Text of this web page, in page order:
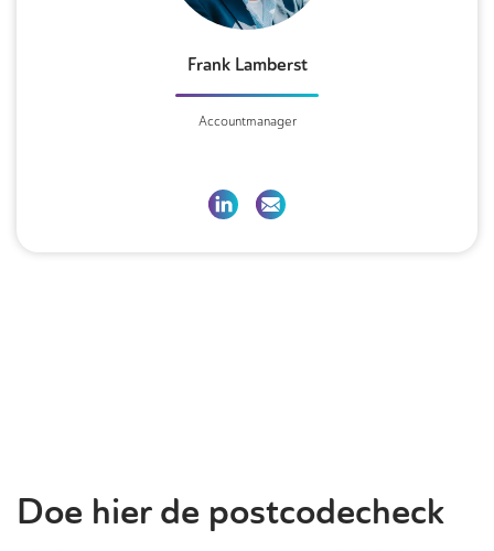
Frank Lamberst
Accountmanager
Doe hier de postcodecheck